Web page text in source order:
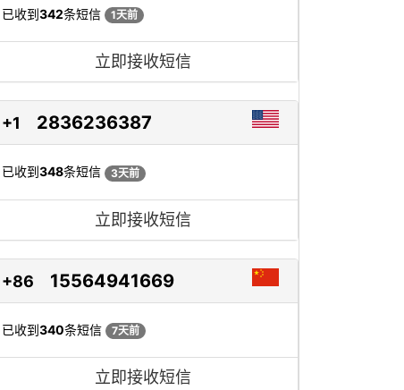
已收到342条短信 1天前
立即接收短信
+1 2836236387
已收到348条短信 3天前
立即接收短信
+86 15564941669
已收到340条短信 7天前
立即接收短信